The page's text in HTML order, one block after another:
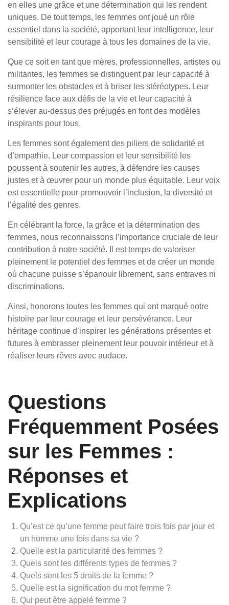
en elles une grâce et une détermination qui les rendent
uniques. De tout temps, les femmes ont joué un rôle
essentiel dans la société, apportant leur intelligence, leur
sensibilité et leur courage à tous les domaines de la vie.
Que ce soit en tant que mères, professionnelles, artistes ou
militantes, les femmes se distinguent par leur capacité à
surmonter les obstacles et à briser les stéréotypes. Leur
résilience face aux défis de la vie et leur capacité à
s’élever au-dessus des préjugés en font des modèles
inspirants pour tous.
Les femmes sont également des piliers de solidarité et
d’empathie. Leur compassion et leur sensibilité les
poussent à soutenir les autres, à défendre les causes
justes et à œuvrer pour un monde plus équitable. Leur voix
est essentielle pour promouvoir l’inclusion, la diversité et
l’égalité des genres.
En célébrant la force, la grâce et la détermination des
femmes, nous reconnaissons l’importance cruciale de leur
contribution à notre société. Il est temps de valoriser
pleinement le potentiel des femmes et de créer un monde
où chacune puisse s’épanouir librement, sans entraves ni
discriminations.
Ainsi, honorons toutes les femmes qui ont marqué notre
histoire par leur courage et leur persévérance. Leur
héritage continue d’inspirer les générations présentes et
futures à embrasser pleinement leur pouvoir intérieur et à
réaliser leurs rêves avec audace.
Questions
Fréquemment Posées
sur les Femmes :
Réponses et
Explications
Qu’est ce qu’une femme peut faire trois fois par jour et
un homme une fois dans sa vie ?
Quelle est la particularité des femmes ?
Quels sont les différents types de femmes ?
Quels sont les 5 droits de la femme ?
Quelle est la signification du mot femme ?
Qui peut être appelé femme ?